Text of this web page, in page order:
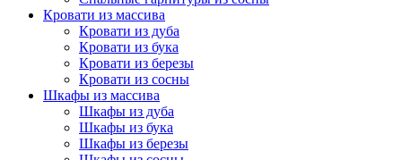
Кровати из массива
Кровати из дуба
Кровати из бука
Кровати из березы
Кровати из сосны
Шкафы из массива
Шкафы из дуба
Шкафы из бука
Шкафы из березы